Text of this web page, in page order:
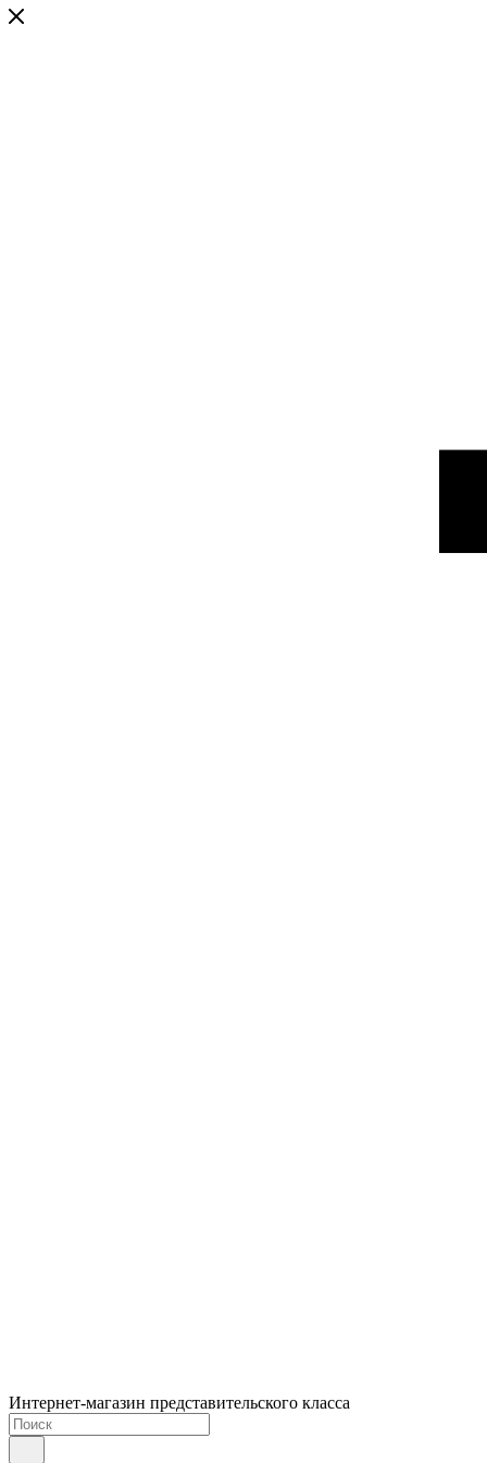
Интернет-магазин представительского класса